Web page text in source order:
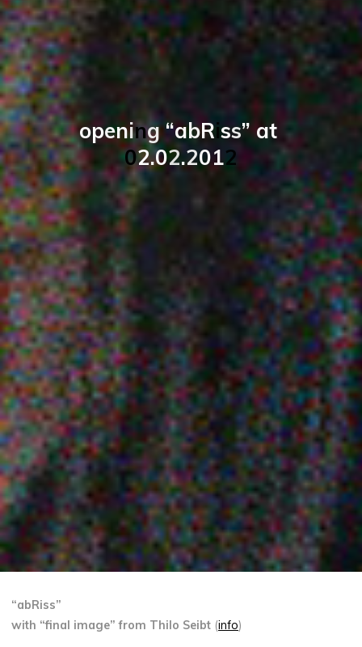
opening “abRiss” at
02.02.2012
“abRiss”
with “final image” from Thilo Seibt (info)